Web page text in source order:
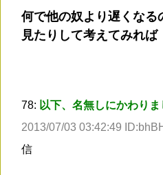
何で他の奴より遅くなる
見たりして考えてみれば
78: 以下、名無しにかわり
2013/07/03 03:42:49
信